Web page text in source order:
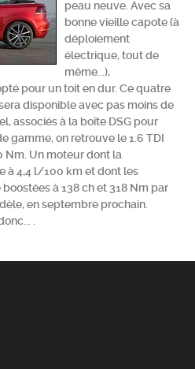
Chercher
peau neuve. Avec sa
bonne vieille capote (à
déploiement
électrique, tout de
même...),
pour un toit en dur. Ce quatre
disponible avec pas moins de
associés à la boîte DSG pour
gamme, on retrouve le 1.6 TDI
Nm. Un moteur dont la
à 4,4 l/100 km et dont les
à 138 ch et 318 Nm par
en septembre prochain.
.